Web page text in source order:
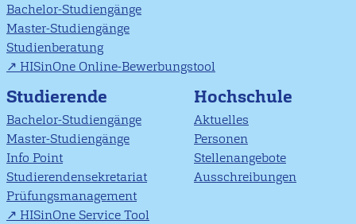
Bachelor-Studiengänge
Master-Studiengänge
Studienberatung
HISinOne Online-Bewerbungstool
Studierende
Bachelor-Studiengänge
Master-Studiengänge
Info Point
Studierendensekretariat
Prüfungsmanagement
HISinOne Service Tool
Hochschule
Aktuelles
Personen
Stellenangebote
Ausschreibungen